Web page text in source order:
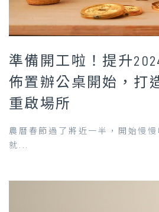
準備開工啦！提升
佈置辦公桌開始，打
重啟場所
農曆春節過了將近一半，開始慢
就...